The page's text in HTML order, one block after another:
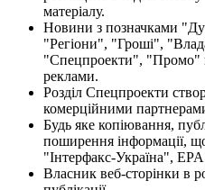
матеріалу.
Новини з позначками
"Регіони", "Гроші",
"Спецпроекти", "Промо"
реклами.
Розділ Спецпроекти
комерційними
Будь яке копіювання,
поширення інформації,
"Інтерфакс-Україна",
Власник веб-сторінки в